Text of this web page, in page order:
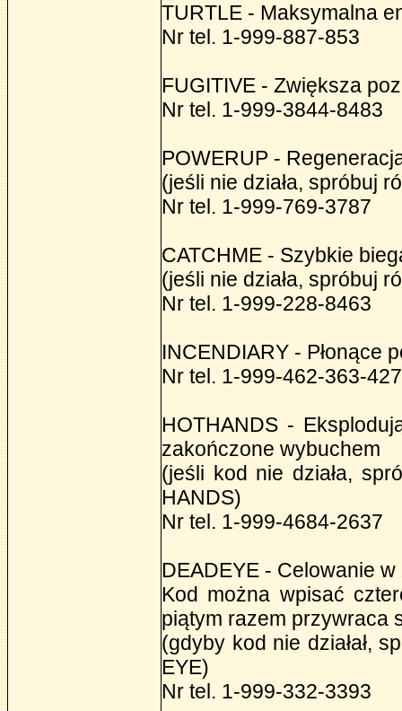
TURTLE - Maksymalna
Nr tel. 1-999-887-853
FUGITIVE - Zwiększa
Nr tel. 1-999-3844-8483
POWERUP -
(jeśli nie działa, spróbuj
Nr tel. 1-999-769-3787
CATCHME - Szybkie
(jeśli nie działa, spróbuj
Nr tel. 1-999-228-8463
INCENDIARY - Płonące
Nr tel. 1-999-462-363-
HOTHANDS -
zakończone wybuchem
(jeśli kod nie działa,
HANDS)
Nr tel. 1-999-4684-2637
DEADEYE - Celowanie
Kod można wpisać
piątym razem przywraca
(gdyby kod nie działał,
EYE)
Nr tel. 1-999-332-3393